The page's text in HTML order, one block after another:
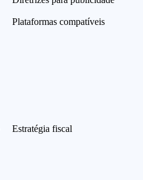
Plataformas compatíveis
Estratégia fiscal